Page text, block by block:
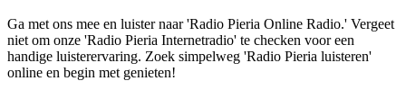
Ga met ons mee en luister naar 'Radio Pieria Online Radio.' Vergeet
niet om onze 'Radio Pieria Internetradio' te checken voor een
handige luisterervaring. Zoek simpelweg 'Radio Pieria luisteren'
online en begin met genieten!